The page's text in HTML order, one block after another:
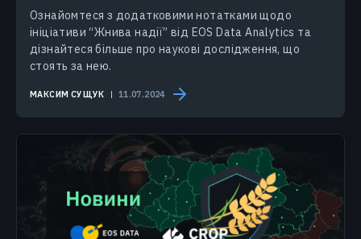
Ознайомтеся з додатковими нотатками щодо
ініціативи “Жнива надії” від EOS Data Analytics та
дізнайтеся більше про наукові дослідження, що
стоять за нею.
МАКСИМ СУЩУК 11.07.2024